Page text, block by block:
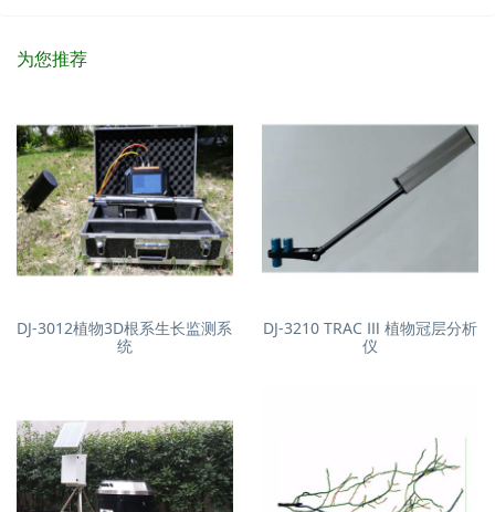
为您推荐
DJ-3012植物3D根系生长监测系
统
DJ-3210 TRAC Ⅲ 植物冠层分析
仪